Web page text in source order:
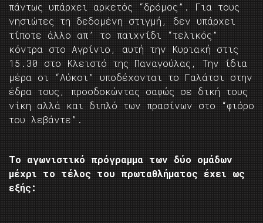
πάντως υπάρχει αρκετός “δρόμος”. Για τους
νησιώτες τη δεδομένη στιγμή, δεν υπάρχει
τίποτε άλλο απ’ το παιχνίδι “τελικός”
κόντρα στο Αγρίνιο, αυτή την Κυριακή στις
15.30 στο Κλειστό της Παναγούλας, Την ίδια
μέρα οι “Λύκοι” υποδέχονται το Γαλάτσι στην
έδρα τους, προσδοκώντας σαφώς σε δική τους
νίκη αλλά και διπλό των πρασίνων στο “φιόρο
του λεβάντε”.
Το αγωνιστικό πρόγραμμα των δύο ομάδων
μέχρι το τέλος του πρωταθλήματος έχει ως
εξής: